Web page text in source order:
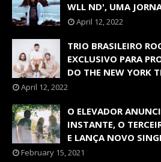
WLL ND', UMA
April 12, 2022
TRIO BRASILEIRO
EXCLUSIVO PARA
DO THE NEW YORK
April 12, 2022
O ELEVADOR
INSTANTE, O
E LANÇA NOVO
February 15, 2021